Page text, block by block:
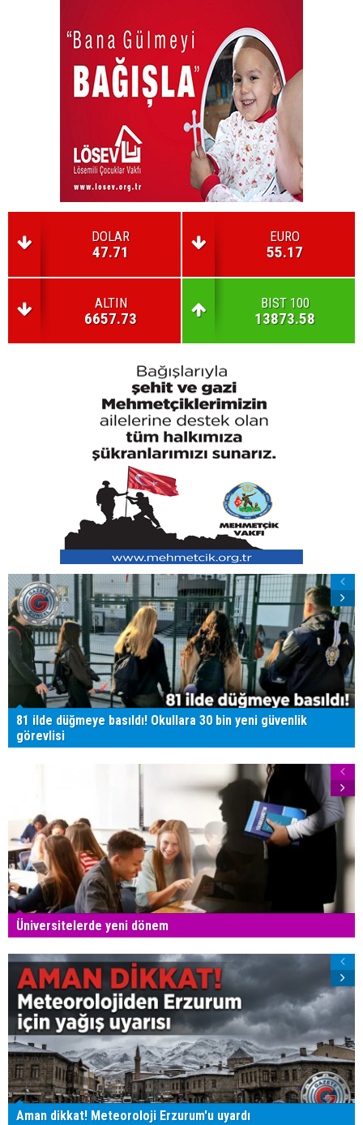
DOLAR
47.71
EURO
55.17
ALTIN
6657.73
BIST 100
13873.58
81 ilde düğmeye basıldı! Okullara 30 bin yeni güvenlik
görevlisi
Üniversitelerde yeni dönem
Aman dikkat! Meteoroloji Erzurum'u uyardı